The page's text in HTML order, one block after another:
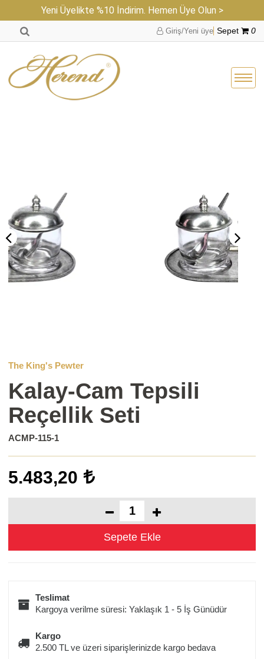
Yeni Üyelikte %10 İndirim. Hemen Üye Olun >
Giriş/Yeni üye Sepet 0
The King's Pewter
Kalay-Cam Tepsili
Reçellik Seti
ACMP-115-1
5.483,20
Teslimat
Kargoya verilme süresi: Yaklaşık 1 - 5 İş Günüdür
Kargo
2.500 TL ve üzeri siparişlerinizde kargo bedava